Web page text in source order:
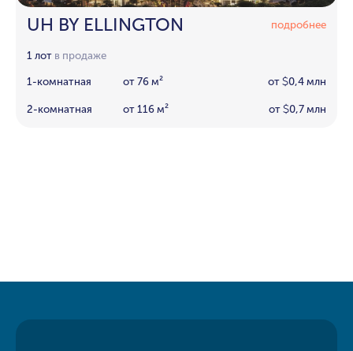
UH BY ELLINGTON подробнее
1 лот в продаже
1-комнатная от 76 м² от $0,4 млн
2-комнатная от 116 м² от $0,7 млн